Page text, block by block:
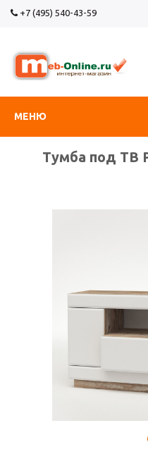
+7 (495) 540-43-59
МЕНЮ
Тумба под ТВ